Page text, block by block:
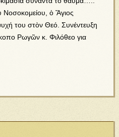
Νοσοκομείου, ὁ Ἅγιος
του στὸν Θεό. Συνέντευξη
Ρωγῶν κ. Φιλόθεο για